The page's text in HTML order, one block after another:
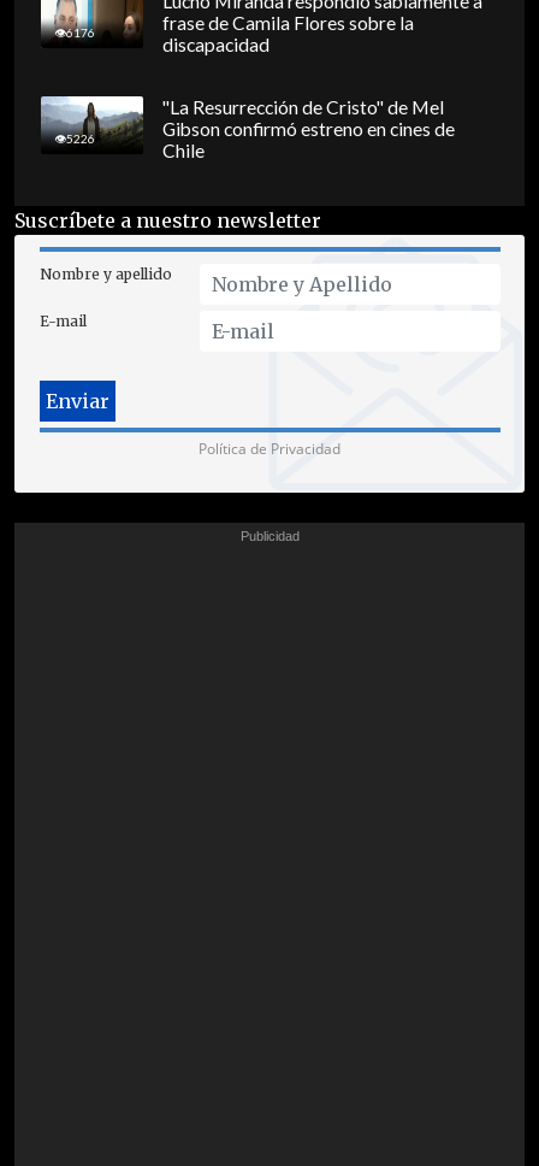
6176
frase de Camila Flores sobre la
discapacidad
5226
"La Resurrección de Cristo" de Mel
Gibson confirmó estreno en cines de
Chile
Suscríbete a nuestro newsletter
Nombre y apellido
E-mail
Política de Privacidad